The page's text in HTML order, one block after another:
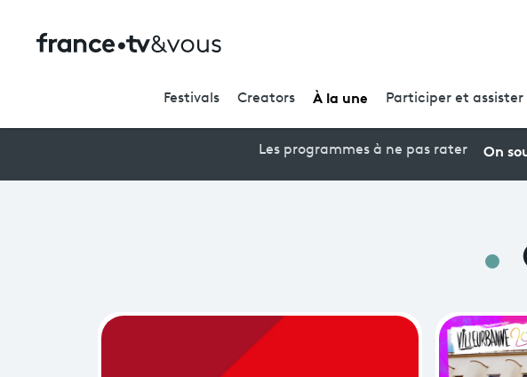
Festivals Creators À la une Participer et assister
Les programmes à ne pas rater On